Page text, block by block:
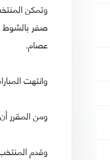
وتمكن
صفر بالشوط
عصام.
وانتهت
ومن المقرر
وقدم